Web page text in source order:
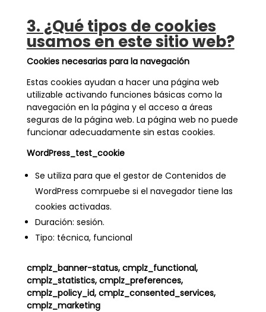
3. ¿Qué tipos de cookies
usamos en este sitio web?
Cookies necesarias para la navegación
Estas cookies ayudan a hacer una página web
utilizable activando funciones básicas como la
navegación en la página y el acceso a áreas
seguras de la página web. La página web no puede
funcionar adecuadamente sin estas cookies.
WordPress_test_cookie
Se utiliza para que el gestor de Contenidos de
WordPress comrpuebe si el navegador tiene las
cookies activadas.
Duración: sesión.
Tipo: técnica, funcional
cmplz_banner-status, cmplz_functional,
cmplz_statistics, cmplz_preferences,
cmplz_policy_id, cmplz_consented_services,
cmplz_marketing